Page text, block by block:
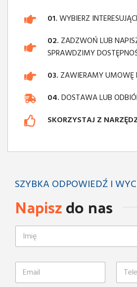
01.WYBIERZ
02. ZADZWOŃ LUB
SPRAWDZIMY
03. ZAWIERAMY
04.DOSTAWA LUB
SKORZYSTAJ Z
SZYBKA ODPOWIEDŹ I
Napiszdo nas